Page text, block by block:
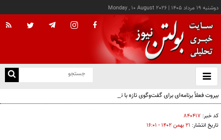
دوشنبه ۱۹ مرداد ۱۴۰۵ |
Monday , 10 August 2026
باز
و
بیروت فعلاً برنامه‌ای برای گفت‌وگوی تازه با تل‌آویو ندارد
کد خبر: ۸۴۰۴۱۷
تاریخ انتشار: ۲۱ بهمن ۱۴۰۲ - ۱۶:۰۱